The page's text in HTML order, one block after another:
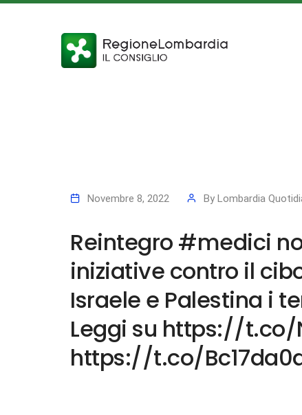
Novembre 8, 2022 By Lombardia
Reintegro #medici
iniziative contro il
Israele e Palestina i
Leggi su https://t.co/
https://t.co/